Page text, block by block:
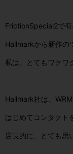
FrictionSpecial2で
Hallmarkから新作の
私は、とてもワクワ
Hallmark社は、
はじめてコンタクト
店長的に、とても思